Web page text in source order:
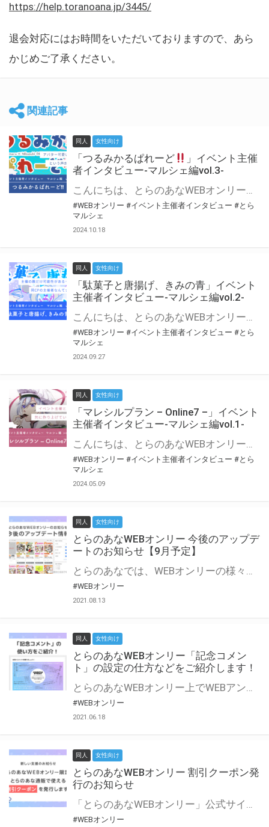
https://help.toranoana.jp/3445/
退会対応にはお時間をいただいておりますので、あら
かじめご了承ください。
関連記事
同人 女性向け
「つるみかるぱれーど
」イベント主催
者インタビュー-マルシェ編vol.3-
こんにちは、とらのあなWEBオンリー運営スタッフです。 新たにお届けする、イベント主催者インタビュー-マルシェ編-は、 とらのあなWEBオンリー「マルシェ」をご利用した主催様に 「マルシェ」を使って開催した感想や心がけをお聞きする企画です。 今回は、WEBオンリー初開催「つるみかるぱれーど
#WEBオンリー #イベント主催者インタビュー #とら
マルシェ
2024.10.18
同人 女性向け
「駄菓子と唐揚げ、きみの青」イベント
主催者インタビュー-マルシェ編vol.2-
こんにちは、とらのあなWEBオンリー運営スタッフです。 新たにお届けする、イベント主催者インタビュー-マルシェ編-は、 とらのあなWEBオンリー「マルシェ」をご利用の主催様に 「マルシェ」を使ってイベントを開催した感想や心がけをお聞きする企画です。 今回は、WEBオンリー初開催「駄菓子と唐揚げ、きみの青」より、 主催のぎこ六屋様にお話を伺いました。 協力：ぎこ六屋様／イベント公式Twitter（@krkgwks） とらのあなWEBオンリー「マルシェ」とは？ WEBオンリーでリアルタイムでコミュニケーションがとれるオンライン会場です。
#WEBオンリー #イベント主催者インタビュー #とら
マルシェ
2024.09.27
同人 女性向け
「マレシルプラン – Online7 –」イベント
主催者インタビュー-マルシェ編vol.1-
こんにちは、とらのあなWEBオンリー運営スタッフです。 新たにお届けする、イベント主催者インタビュー-マルシェ編-は、 とらのあなWEBオンリー「マルシェ」をご利用した主催様に 「マルシェ」を使って開催した感想や心がけをお聞きする企画です。 今回は、WEBオンリー開催7回目迎えた「マレシルプラン – Online7 –」より、 主催の玉川うた様にお話を伺いました。 ▼マレシルプランのインタビュー前回記事 「イベント主催者インタビュー vol.6」はこちら 協力：玉川うた様（マレシルプラン実行委員会 代表）／イベント公式Twitter（@mallesil_plan） とらのあなWEBオンリー「マルシェ」とは？ WEBオンリーでリアルタイムでコミュニケーションがとれるオンライン会場です。
#WEBオンリー #イベント主催者インタビュー #とら
マルシェ
2024.05.09
同人 女性向け
とらのあなWEBオンリー 今後のアップデ
ートのお知らせ【9月予定】
とらのあなでは、WEBオンリーの様々な支援を実施しています。 今回は2021年9月に実装を予定しているアップデート情報についてご紹介いたします。 とらのあなWEBオンリーサイトはこちら
#WEBオンリー
2021.08.13
同人 女性向け
とらのあなWEBオンリー「記念コメン
ト」の設定の仕方などをご紹介します！
とらのあなWEBオンリー上でWEBアンソロジーが作成できる「記念コメント」について、その使い方や作成手順を解説します！ 支援タイプを「サークル参加型」「サークル参加型・マルシェ(イベント会場)機能付き」でお申し込みいただいている主催者様はぜひご活用ください♪ とらのあなWEBオンリーサイトはこちら
#WEBオンリー
2021.06.18
同人 女性向け
とらのあなWEBオンリー 割引クーポン発
行のお知らせ
「とらのあなWEBオンリー」公式サイトでとらのあな通販の「割引クーポン」を配布中！ イベントごとに開催当日限定で使える割引クーポンのシリアルコードを発行します。 とらのあなWEBオンリーのページをチェックして、イベント当日にお得にお買い物を楽しみましょう♪ ※本キャンペーンは予告なく終了する場合がございます。 とらのあなWEBオンリーサイトはこちら
#WEBオンリー